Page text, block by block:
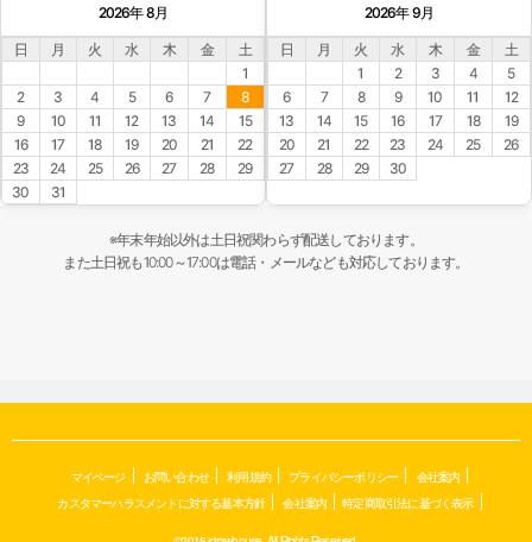
2026年 8月
日 月 火 水 木 金
土
1
2
3 4 5 6 7
8
9
10 11 12 13 14
15
16
17 18 19 20 21
22
23
24 25 26 27 28
29
30
31
2026年 9月
日 月 火 水 木 金
土
1
2 3 4
5
6
7 8 9 10 11
12
13
14 15 16 17 18
19
20
21 22 23 24 25
26
27
28 29 30
※年末年始以外は土日祝関わらず配送しております。
また土日祝も10:00～17:00は電話・メールなども対応しております。
マイページ お問い合わせ 利用規約 プライバシーポリシー
会社案内
カスタマーハラスメントに対する基本方針
会社案内 特定商取引法に基づく表示